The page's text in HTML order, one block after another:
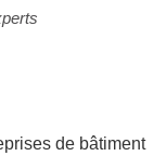
de bâtiment